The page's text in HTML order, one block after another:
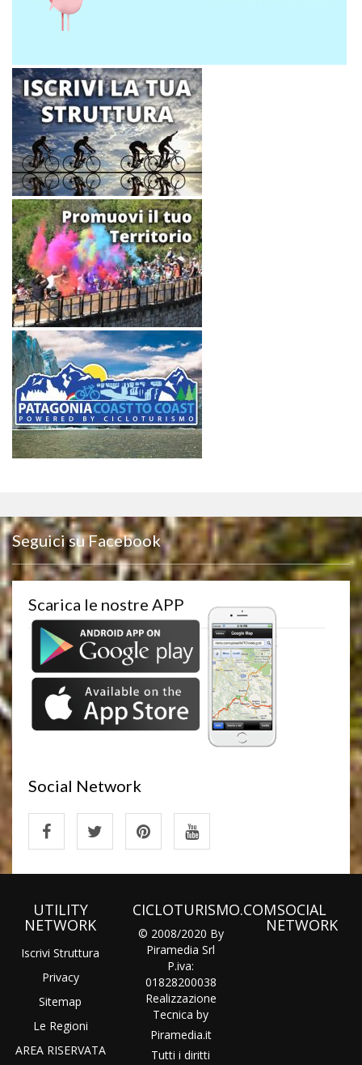
Seguici su Facebook
Scarica le nostre APP
Social Network
UTILITY
NETWORK
Iscrivi Struttura
Privacy
Sitemap
Le Regioni
AREA RISERVATA
CICLOTURISMO.COM
© 2008/2020 By
Piramedia Srl
P.iva:
01828200038
Realizzazione
Tecnica by
Piramedia.it
Tutti i diritti
SOCIAL
NETWORK